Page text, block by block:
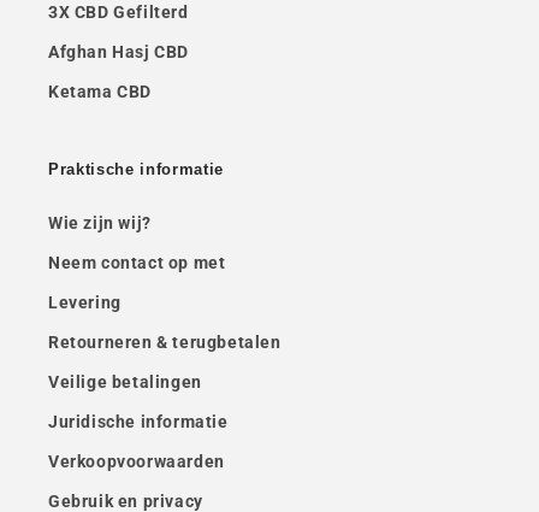
3X CBD Gefilterd
Afghan Hasj CBD
Ketama CBD
Praktische informatie
Wie zijn wij?
Neem contact op met
Levering
Retourneren & terugbetalen
Veilige betalingen
Juridische informatie
Verkoopvoorwaarden
Gebruik en privacy